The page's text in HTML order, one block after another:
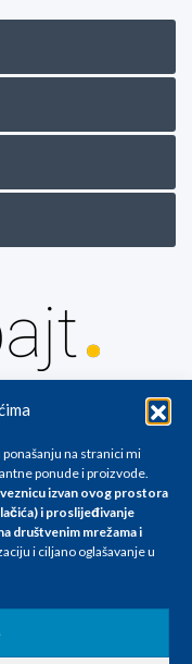
na stranici mi
ponude i proizvode.
izvan ovog prostora
i proslijeđivanje
društvenim mrežama i
i ciljano oglašavanje u
nam se na
karaktera i podložne su
i uključuju PDV. Sve
webshop-a i mogu
Trudimo se dati što bolji
garantirati da su svi
pogreške